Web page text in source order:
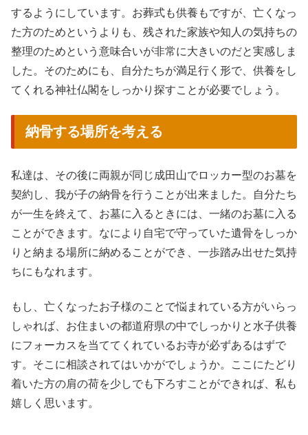
するようにしています。お葬式も供養もですが、亡くなっ
た方のためというよりも、残された家族や知人の気持ちの
整理のためという意味合いが非常に大きいのだと実感しま
した。そのためにも、自分たちが満足行く形で、供養をし
てくれる神社仏閣をしっかり探すことが必要でしょう。
納骨する場所を考える
私達は、その後に両親が同じ成田山でロッカー型のお墓を
契約し、我が子の納骨を行うことが出来ました。自分たち
が一生を終えて、お墓に入るときには、一緒のお墓に入る
ことができます。なにより自宅で守っていた遺骨をしっか
りと納まる場所に納めることができ、一歩踏み出せた気持
ちにもなれます。
もし、亡くなったお子様のことで悩まれている方がいらっ
しゃれば、お住まいの都道府県の中でしっかりと水子供養
にフォーカスを当ててくれているお寺が必ずあるはずで
す。そこに相談されてはいかがでしょうか。ここにたどり
着いた方の肩の荷を少しでも下ろすことができれば、私も
嬉しく思います。